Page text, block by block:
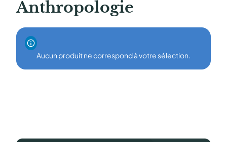
Anthropologie
Aucun produit ne correspond à votre sélection.